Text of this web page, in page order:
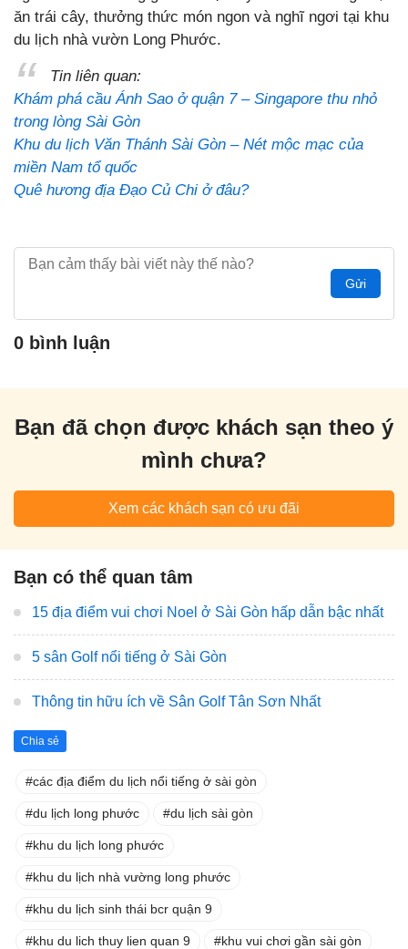
ăn trái cây, thưởng thức món ngon và nghĩ ngơi tại khu
du lịch nhà vườn Long Phước.
Tin liên quan:
Khám phá cầu Ánh Sao ở quận 7 – Singapore thu nhỏ
trong lòng Sài Gòn
Khu du lịch Văn Thánh Sài Gòn – Nét mộc mạc của
miền Nam tổ quốc
Quê hương địa Đạo Củ Chi ở đâu?
Gửi
0 bình luận
Bạn đã chọn được khách sạn theo ý
mình chưa?
Xem các khách sạn có ưu đãi
Bạn có thể quan tâm
15 địa điểm vui chơi Noel ở Sài Gòn hấp dẫn bậc nhất
5 sân Golf nổi tiếng ở Sài Gòn
Thông tin hữu ích về Sân Golf Tân Sơn Nhất
Chia sẻ
các địa điểm du lịch nổi tiếng ở sài gòn
du lịch long phước du lịch sài gòn
khu du lịch long phước
khu du lịch nhà vường long phước
khu du lịch sinh thái bcr quận 9
khu du lich thuy lien quan 9 khu vui chơi gần sài gòn